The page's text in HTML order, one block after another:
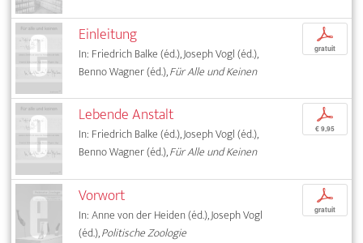
Einleitung
In: Friedrich Balke (éd.), Joseph Vogl (éd.),
Benno Wagner (éd.),Für Alle und Keinen
p
gratuit
Lebende Anstalt
In: Friedrich Balke (éd.), Joseph Vogl (éd.),
Benno Wagner (éd.),Für Alle und Keinen
p
€ 9,95
Vorwort
In: Anne von der Heiden (éd.), Joseph Vogl
(éd.),Politische Zoologie
p
gratuit